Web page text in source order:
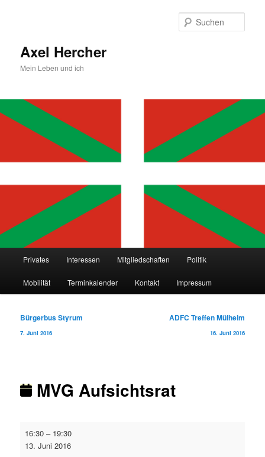
Axel Hercher
Mein Leben und ich
Privates Interessen Mitgliedschaften Politik
Mobilität Terminkalender Kontakt Impressum
Beitragsnavigation
Bürgerbus Styrum
7. Juni 2016
ADFC Treffen Mülheim
16. Juni 2016
MVG Aufsichtsrat
Aufsichtsrat
16:30 – 19:30
13. Juni 2016